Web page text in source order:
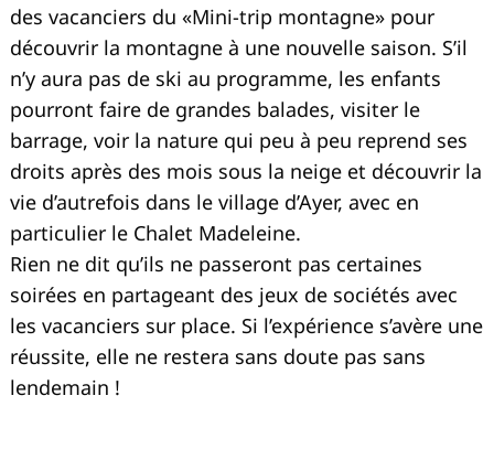
des vacanciers du «Mini-trip montagne» pour
découvrir la montagne à une nouvelle saison. S’il
n’y aura pas de ski au programme, les enfants
pourront faire de grandes balades, visiter le
barrage, voir la nature qui peu à peu reprend ses
droits après des mois sous la neige et découvrir la
vie d’autrefois dans le village d’Ayer, avec en
particulier le Chalet Madeleine.
Rien ne dit qu’ils ne passeront pas certaines
soirées en partageant des jeux de sociétés avec
les vacanciers sur place. Si l’expérience s’avère une
réussite, elle ne restera sans doute pas sans
lendemain !